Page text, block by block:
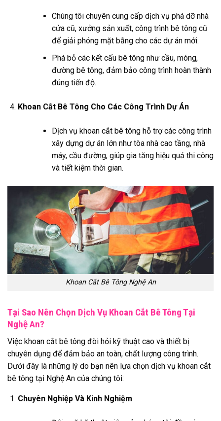
Chúng tôi chuyên cung cấp dịch vụ phá dỡ nhà
cửa cũ, xưởng sản xuất, công trình bê tông cũ
để giải phóng mặt bằng cho các dự án mới.
Phá bỏ các kết cấu bê tông như cầu, móng,
đường bê tông, đảm bảo công trình hoàn thành
đúng tiến độ.
Khoan Cắt Bê Tông Cho Các Công Trình Dự Án
Dịch vụ khoan cắt bê tông hỗ trợ các công trình
xây dựng dự án lớn như tòa nhà cao tầng, nhà
máy, cầu đường, giúp gia tăng hiệu quả thi công
và tiết kiệm thời gian.
Khoan Cắt Bê Tông Nghệ An
Tại Sao Nên Chọn Dịch Vụ Khoan Cắt Bê Tông Tại
Nghệ An?
Việc khoan cắt bê tông đòi hỏi kỹ thuật cao và thiết bị
chuyên dụng để đảm bảo an toàn, chất lượng công trình.
Dưới đây là những lý do bạn nên lựa chọn dịch vụ khoan cắt
bê tông tại Nghệ An của chúng tôi:
Chuyên Nghiệp Và Kinh Nghiệm